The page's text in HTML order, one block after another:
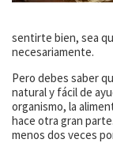
sentirte bien, sea
necesariamente.
Pero debes saber
natural y fácil de
organismo, la
hace otra gran
menos dos veces